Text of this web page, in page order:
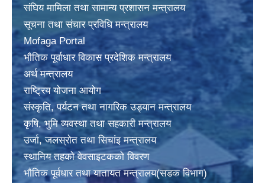
संघिय मामिला तथा सामान्य प्रशासन मन्त्रालय
सूचना तथा संचार प्रविधि मन्त्रालय
Mofaga Portal
भाैतिक पूर्वाधार विकास प्रदेशिक मन्त्रालय
अर्थ मन्त्रालय
राष्ट्रिय योजना आयोग
संस्कृति, पर्यटन तथा नागरिक उड्यान मन्त्रालय
कृषि, भुमि व्यवस्था तथा सहकारी मन्त्रालय
उर्जा, जलस्राेत तथा सिचांइ मन्त्रालय
स्थानिय तहकाे वेवसाइटककाे विवरण
भाैतिक पूर्वधार तथा यातायत मन्त्रालय(सडक विभाग)